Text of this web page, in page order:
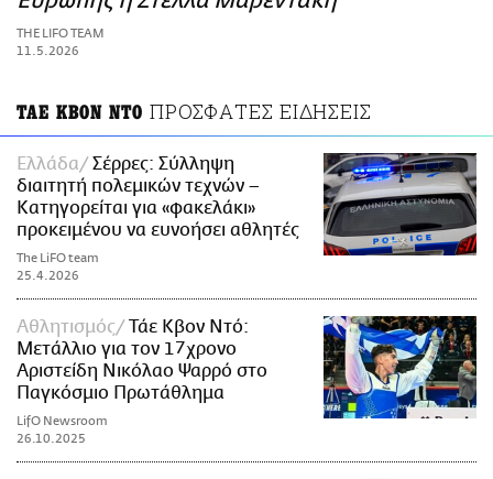
ΑΜΠΑ
PRINT
THE LIFO TEAM
11.5.2026
ΤΑΕ ΚΒΟΝ ΝΤΟ ΠΡΟΣΦΑΤΕΣ ΕΙΔΗΣΕΙΣ
Ελλάδα
Σέρρες: Σύλληψη
διαιτητή πολεμικών τεχνών –
Κατηγορείται για «φακελάκι»
προκειμένου να ευνοήσει αθλητές
The LiFO team
25.4.2026
Αθλητισμός
Τάε Κβον Ντό:
Μετάλλιο για τον 17χρονο
Αριστείδη Νικόλαο Ψαρρό στο
Παγκόσμιο Πρωτάθλημα
LifO Newsroom
26.10.2025